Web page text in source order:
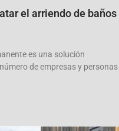
el arriendo de baños
es una solución
de empresas y personas